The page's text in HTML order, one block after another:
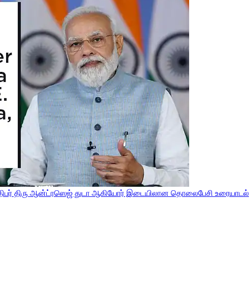
அதிபர் திரு ஆன்ட்ரஸெஜ் துடா ஆகியோர் இடையிலான தொலைபேசி உரையாடல்